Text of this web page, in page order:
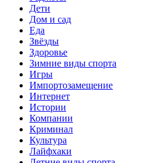
Дети
Дом и сад
Еда
Звёзды
Здоровье
Зимние виды спорта
Игры
Импортозамещение
Интернет
Истории
Компании
Криминал
Культура
Лайфхаки